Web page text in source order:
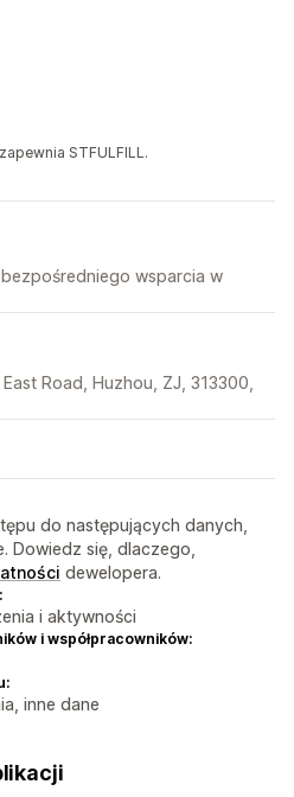
STFULFILL.
wsparcia w
Road, Huzhou, ZJ, 313300,
do następujących danych,
Dowiedz się, dlaczego,
dewelopera.
i aktywności
i współpracowników:
inne dane